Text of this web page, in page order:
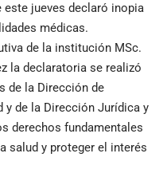
este jueves declaró inopia
médicas.
de la institución MSc.
la declaratoria se realizó
de la Dirección de
y de la Dirección Jurídica y
derechos fundamentales
salud y proteger el interés